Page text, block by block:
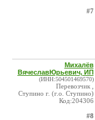
#7
Михалёв
ВячеславЮрьевич, ИП
(ИНН:504501469570)
Перевозчик ,
Ступино г. (г.о. Ступино)
Код:204306
#8